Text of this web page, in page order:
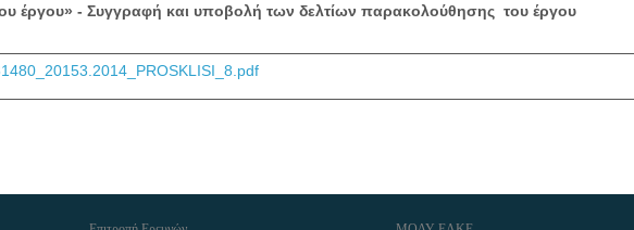
έργου» - Συγγραφή και υποβολή των δελτίων παρακολούθησης του έργου